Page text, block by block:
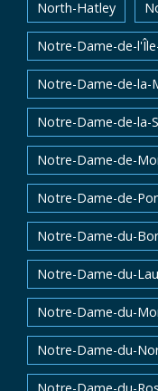
North-Hatley
Notre-Dame-de-
Notre-Dame-de-la-
Notre-Dame-de-la-
Notre-Dame-de-
Notre-Dame-de-
Notre-Dame-du-
Notre-Dame-du-
Notre-Dame-du-
Notre-Dame-du-